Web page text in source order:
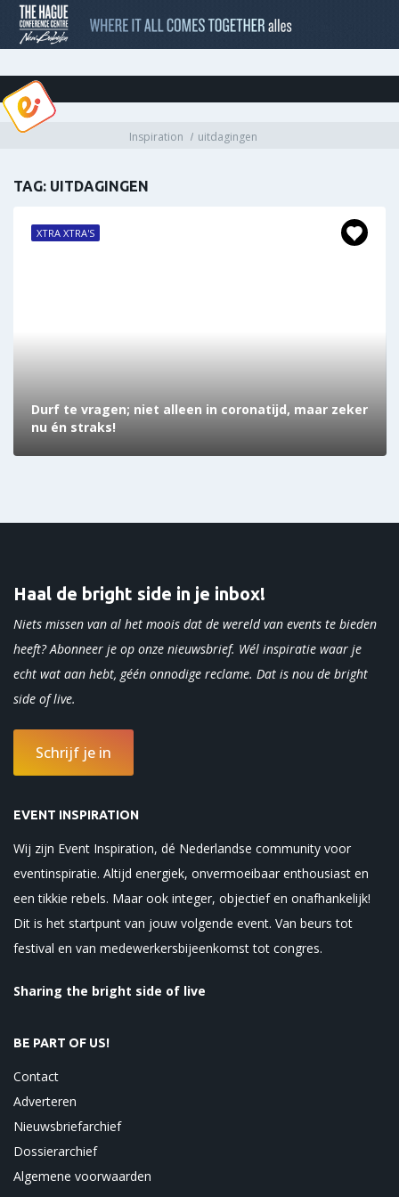
Inspiration uitdagingen
TAG: UITDAGINGEN
XTRA XTRA'S
Durf te vragen; niet alleen in coronatijd, maar zeker
nu én straks!
Haal de bright side in je inbox!
Niets missen van al het moois dat de wereld van events te bieden
heeft? Abonneer je op onze nieuwsbrief. Wél inspiratie waar je
echt wat aan hebt, géén onnodige reclame. Dat is nou de bright
side oflive.
Schrijf je in
EVENT INSPIRATION
Wij zijn Event Inspiration, dé Nederlandse community voor
eventinspiratie. Altijd energiek, onvermoeibaar enthousiast en
een tikkie rebels. Maar ook integer, objectief en onafhankelijk!
Dit is het startpunt van jouw volgende event. Van beurs tot
festival en van medewerkersbijeenkomst tot congres.
Sharing the bright side of live
BE PART OF US!
Contact
Adverteren
Nieuwsbriefarchief
Dossierarchief
Algemene voorwaarden